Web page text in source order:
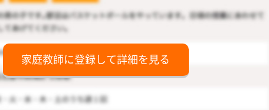
家庭教師に登録して詳細を見る